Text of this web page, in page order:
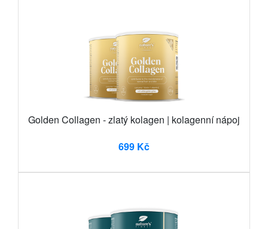
Golden Collagen - zlatý kolagen | kolagenní nápoj
699 Kč